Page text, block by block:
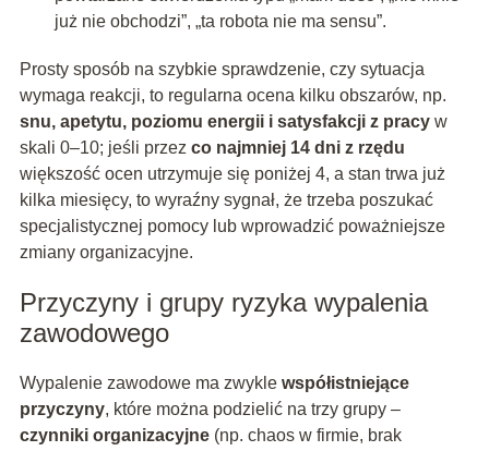
już nie obchodzi”, „ta robota nie ma sensu”.
Prosty sposób na szybkie sprawdzenie, czy sytuacja
wymaga reakcji, to regularna ocena kilku obszarów, np.
snu, apetytu, poziomu energii i satysfakcji z pracyw
skali 0–10; jeśli przez co najmniej 14 dni z rzędu
większość ocen utrzymuje się poniżej 4, a stan trwa już
kilka miesięcy, to wyraźny sygnał, że trzeba poszukać
specjalistycznej pomocy lub wprowadzić poważniejsze
zmiany organizacyjne.
Przyczyny i grupy ryzyka wypalenia
zawodowego
Wypalenie zawodowe ma zwykle współistniejące
przyczyny, które można podzielić na trzy grupy –
czynniki organizacyjne(np. chaos w firmie, brak